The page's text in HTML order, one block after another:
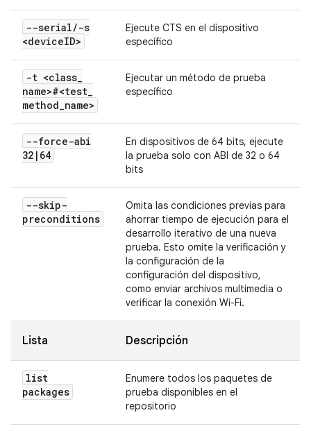
--serial/-s
<deviceID>
Ejecute CTS en el dispositivo
específico
-t <class_
name>#<test_
method_name>
Ejecutar un método de prueba
específico
--force-abi
32 | 64
En dispositivos de 64 bits, ejecute
la prueba solo con ABI de 32 o 64
bits
--skip-
preconditions
Omita las condiciones previas para
ahorrar tiempo de ejecución para el
desarrollo iterativo de una nueva
prueba. Esto omite la verificación y
la configuración de la
configuración del dispositivo,
como enviar archivos multimedia o
verificar la conexión Wi-Fi.
Lista Descripción
list
packages
Enumere todos los paquetes de
prueba disponibles en el
repositorio